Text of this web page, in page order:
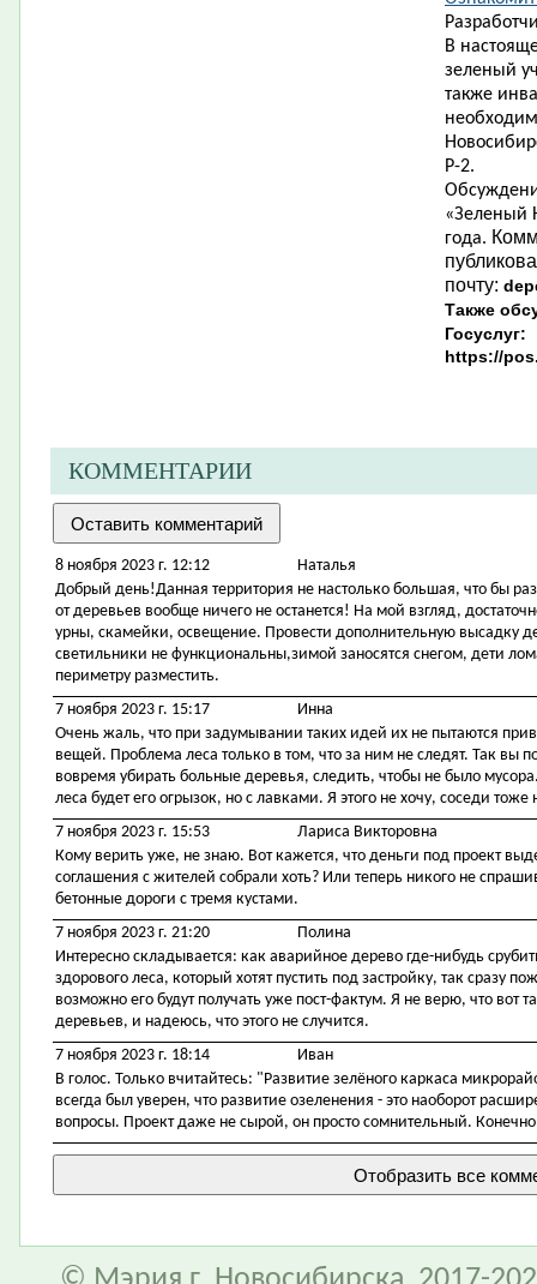
В
зеленый
также
Р-2.
«Зеленый
года.
почту:
Также
Госуслуг:
https://
КОММЕНТАРИИ
8 ноября 2023 г. 12:12
Наталья
Добрый день!Данная территория не настолько большая, что бы
от деревьев вообще ничего не останется! На мой взгляд,
урны, скамейки, освещение. Провести дополнительную высадку
светильники не функциональны,зимой заносятся снегом, дети
периметру разместить.
7 ноября 2023 г. 15:17
Инна
Очень жаль, что при задумывании таких идей их не пытаются
вещей. Проблема леса только в том, что за ним не следят. Так вы
вовремя убирать больные деревья, следить, чтобы не было
леса будет его огрызок, но с лавками. Я этого не хочу, соседи тоже
7 ноября 2023 г. 15:53
Лариса Викторовна
Кому верить уже, не знаю. Вот кажется, что деньги под проект
соглашения с жителей собрали хоть? Или теперь никого не
бетонные дороги с тремя кустами.
7 ноября 2023 г. 21:20
Полина
Интересно складывается: как аварийное дерево где-нибудь
здорового леса, который хотят пустить под застройку, так сразу
возможно его будут получать уже пост-фактум. Я не верю, что вот
деревьев, и надеюсь, что этого не случится.
7 ноября 2023 г. 18:14
Иван
В голос. Только вчитайтесь: "Развитие зелёного каркаса
всегда был уверен, что развитие озеленения - это наоборот
вопросы. Проект даже не сырой, он просто сомнительный.